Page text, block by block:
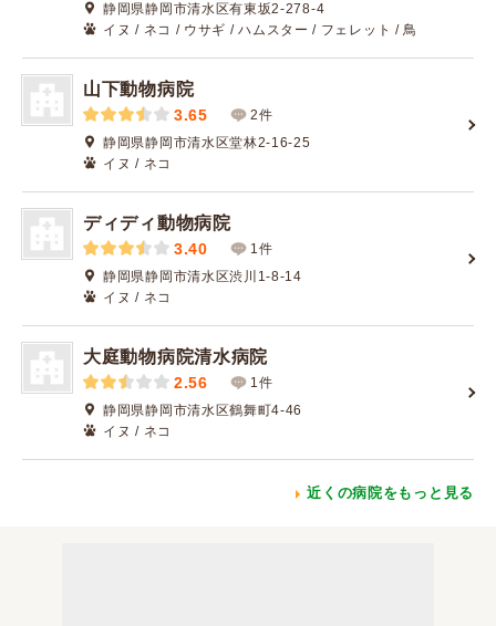
静岡県静岡市清水区有東坂2-278-4
イヌ / ネコ / ウサギ / ハムスター / フェレット / 鳥
山下動物病院
3.65
2件
静岡県静岡市清水区堂林2-16-25
イヌ / ネコ
ディディ動物病院
3.40
1件
静岡県静岡市清水区渋川1-8-14
イヌ / ネコ
大庭動物病院清水病院
2.56
1件
静岡県静岡市清水区鶴舞町4-46
イヌ / ネコ
近くの病院をもっと見る